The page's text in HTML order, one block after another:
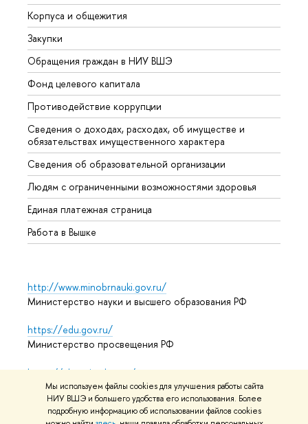
Мы используем файлы cookies для улучшения работы сайта
НИУ ВШЭ и большего удобства его использования. Более
подробную информацию об использовании файлов cookies
Корпуса и общежития
Закупки
Обращения граждан в НИУ ВШЭ
Фонд целевого капитала
Противодействие коррупции
Сведения о доходах, расходах, об имуществе и
обязательствах имущественного характера
Сведения об образовательной организации
Людям с ограниченными возможностями здоровья
Единая платежная страница
Работа в Вышке
http://www.minobrnauki.gov.ru/
Министерство науки и высшего образования РФ
https://edu.gov.ru/
Министерство просвещения РФ
https://elearning.hse.ru/mooc
Массовые открытые онлайн-курсы